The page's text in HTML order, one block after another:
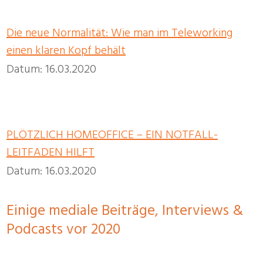
Die neue Normalität: Wie man im Teleworking
einen klaren Kopf behält
Datum: 16.03.2020
PLÖTZLICH HOMEOFFICE – EIN NOTFALL-
LEITFADEN HILFT
Datum: 16.03.2020
Einige mediale Beiträge, Interviews &
Podcasts vor 2020